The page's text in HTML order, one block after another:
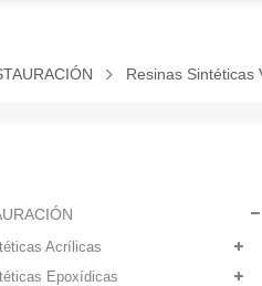
Resinas Sintéticas
Acrílicas
Epoxídicas